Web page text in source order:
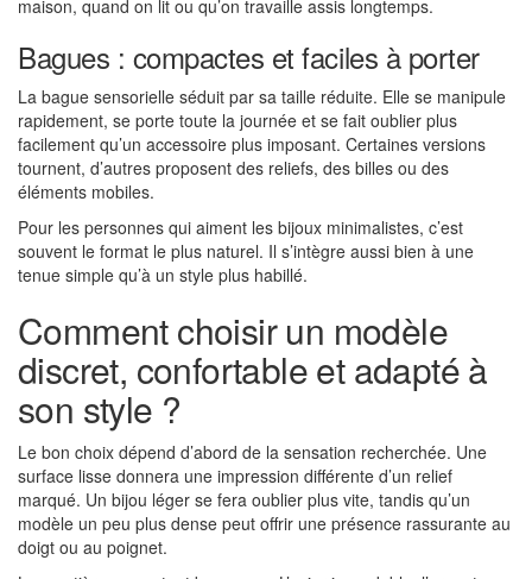
maison, quand on lit ou qu’on travaille assis longtemps.
Bagues : compactes et faciles à porter
La bague sensorielle séduit par sa taille réduite. Elle se manipule
rapidement, se porte toute la journée et se fait oublier plus
facilement qu’un accessoire plus imposant. Certaines versions
tournent, d’autres proposent des reliefs, des billes ou des
éléments mobiles.
Pour les personnes qui aiment les bijoux minimalistes, c’est
souvent le format le plus naturel. Il s’intègre aussi bien à une
tenue simple qu’à un style plus habillé.
Comment choisir un modèle
discret, confortable et adapté à
son style ?
Le bon choix dépend d’abord de la sensation recherchée. Une
surface lisse donnera une impression différente d’un relief
marqué. Un bijou léger se fera oublier plus vite, tandis qu’un
modèle un peu plus dense peut offrir une présence rassurante au
doigt ou au poignet.